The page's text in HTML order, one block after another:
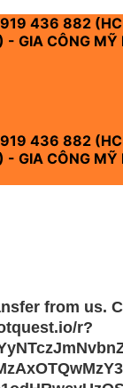
436 882
- GIA CÔNG
436 882
- GIA CÔNG
from us.
r?